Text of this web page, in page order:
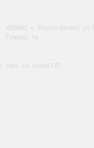
452080, с. Киргиз-Мияки,
Гумера, 1а
Нач. эл. сетей ОП